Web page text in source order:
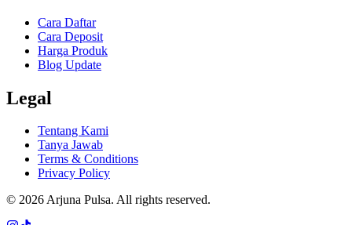
Cara Daftar
Cara Deposit
Harga Produk
Blog Update
Legal
Tentang Kami
Tanya Jawab
Terms & Conditions
Privacy Policy
© 2026Arjuna Pulsa. All rights reserved.